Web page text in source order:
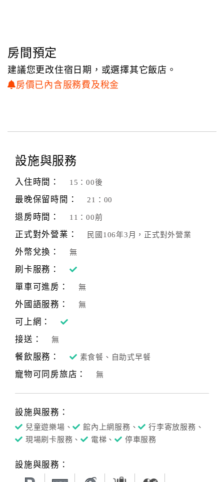
地
圖
顧
顧
客
滿
度
訂
單
理
會
員
戶
客
絡
單
Line
房間預定
建議您更改住宿日期，或選擇其它飯店。
房價已內含服務費及稅金
設施與服務
入住時間： 15：00後
最晚保留時間： 21：00
退房時間： 11：00前
正式對外營業： 民國106年3月，正式對外營業
外幣兌換： 無
刷卡服務：
單車可進房：
無
外國語服務： 無
可上網：
接送：
無
餐飲服務： 素食餐、自助式早餐
寵物可同房旅店： 無
設施與服務：
兒童遊樂場、 館內上網服務、
行李寄放服務、
現場刷卡服務、
電梯、 停車服務
設施與服務：